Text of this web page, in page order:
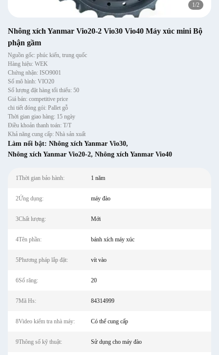
1/2
Nhông xích Yanmar Vio20-2 Vio30 Vio40 Máy xúc mini Bộ
phận gầm
Nguồn gốc: phúc kiến, trung quốc
Hàng hiệu: WEK
Chứng nhận: ISO9001
Số mô hình: VIO20
Số lượng đặt hàng tối thiểu: 50
Giá bán: competitive price
chi tiết đóng gói: Pallet gỗ
Thời gian giao hàng: 15 ngày
Điều khoản thanh toán: T/T
Khả năng cung cấp: Nhà sản xuất
Làm nổi bật: Nhông xích Yanmar Vio30,
Nhông xích Yanmar Vio20-2, Nhông xích Yanmar Vio40
1Thời gian bảo hành: 1 năm
2Ứng dụng: máy đào
3Chất lượng: Mới
4Tên phần: bánh xích máy xúc
5Phương pháp lắp đặt: vít vào
6Số răng: 20
7Mã Hs: 84314999
8Video kiểm tra nhà máy: Có thể cung cấp
9Thông số kỹ thuật: Sử dụng cho máy đào